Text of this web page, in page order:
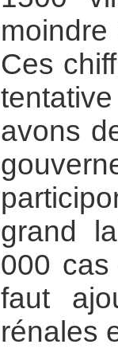
Ces
avons
grand
000
faut
rénales